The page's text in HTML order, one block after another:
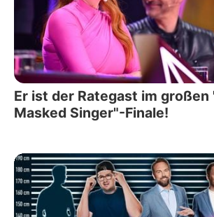
Er ist der Rategast im großen
Masked Singer"-Finale!